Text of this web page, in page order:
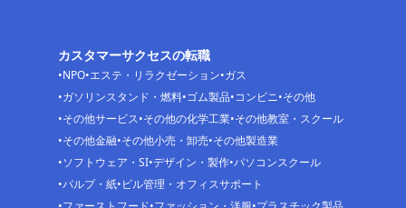
カスタマーサクセスの転職
NPO エステ・リラクゼーション ガス
ガソリンスタンド・燃料 ゴム製品 コンビニ その他
その他サービス その他の化学工業 その他教室・スクール
その他金融 その他小売・卸売 その他製造業
ソフトウェア・SI デザイン・製作 パソコンスクール
パルプ・紙 ビル管理・オフィスサポート